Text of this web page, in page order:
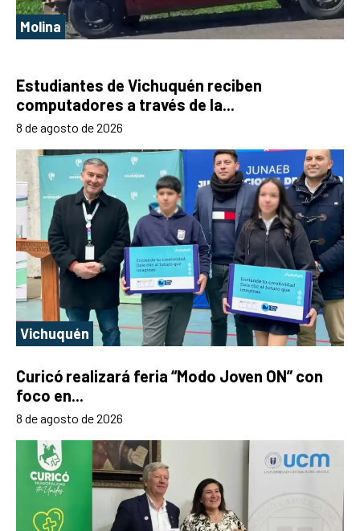
Molina
Estudiantes de Vichuquén reciben
computadores a través de la...
8 de agosto de 2026
Vichuquén
Curicó realizará feria “Modo Joven ON” con
foco en...
8 de agosto de 2026